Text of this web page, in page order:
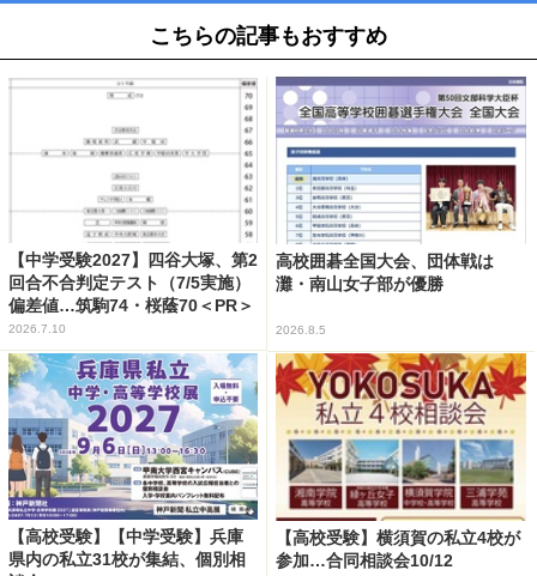
こちらの記事もおすすめ
【中学受験2027】四谷大塚、第2
回合不合判定テスト（7/5実施）
偏差値…筑駒74・桜蔭70＜PR＞
2026.7.10
高校囲碁全国大会、団体戦は
灘・南山女子部が優勝
2026.8.5
【高校受験】【中学受験】兵庫
県内の私立31校が集結、個別相
【高校受験】横須賀の私立4校が
参加…合同相談会10/12